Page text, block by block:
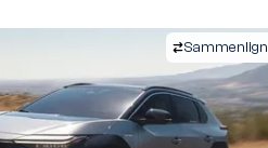
Sammenlign